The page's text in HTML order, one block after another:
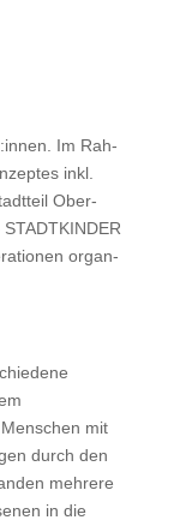
Im Rah­
inkl.
Ober­
organ­
mit
durch den
mehrere
in die